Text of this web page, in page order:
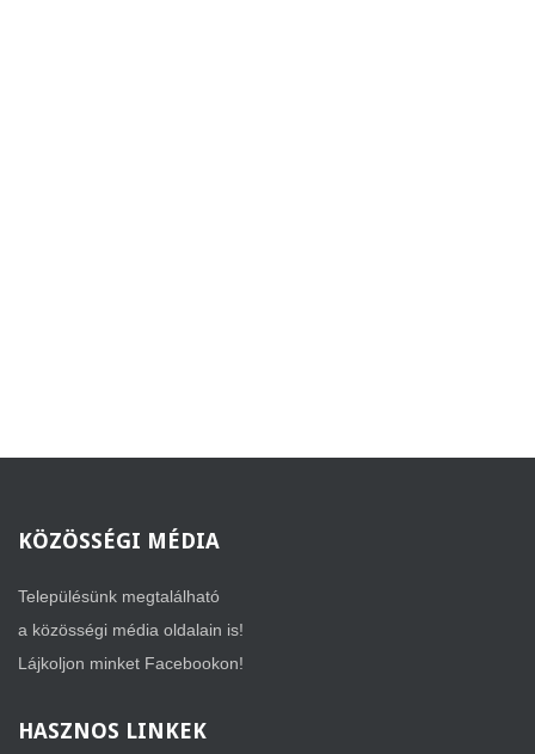
KÖZÖSSÉGI MÉDIA
Településünk megtalálható
a közösségi média oldalain is!
Lájkoljon minket Facebookon!
HASZNOS LINKEK